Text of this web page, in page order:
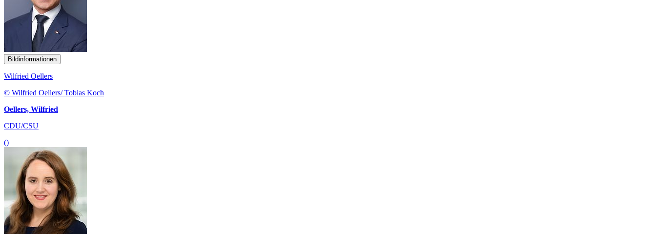
Bildinformationen
Wilfried Oellers
© Wilfried Oellers/ Tobias Koch
Oellers, Wilfried
CDU/CSU
()